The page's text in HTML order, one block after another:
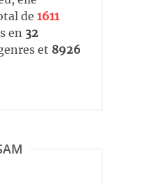
de 1611
en 32
et 8926